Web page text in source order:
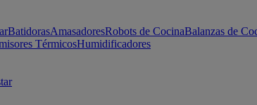
BatidorasAmasadoresRobots de CocinaBalanzas de
TérmicosHumidificadores